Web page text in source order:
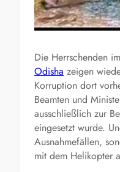
Die Herrschenden
Odisha zeigen
Korruption dort
Beamten und
ausschließlich zur
eingesetzt wurde.
Ausnahmefällen,
mit dem Helikopter